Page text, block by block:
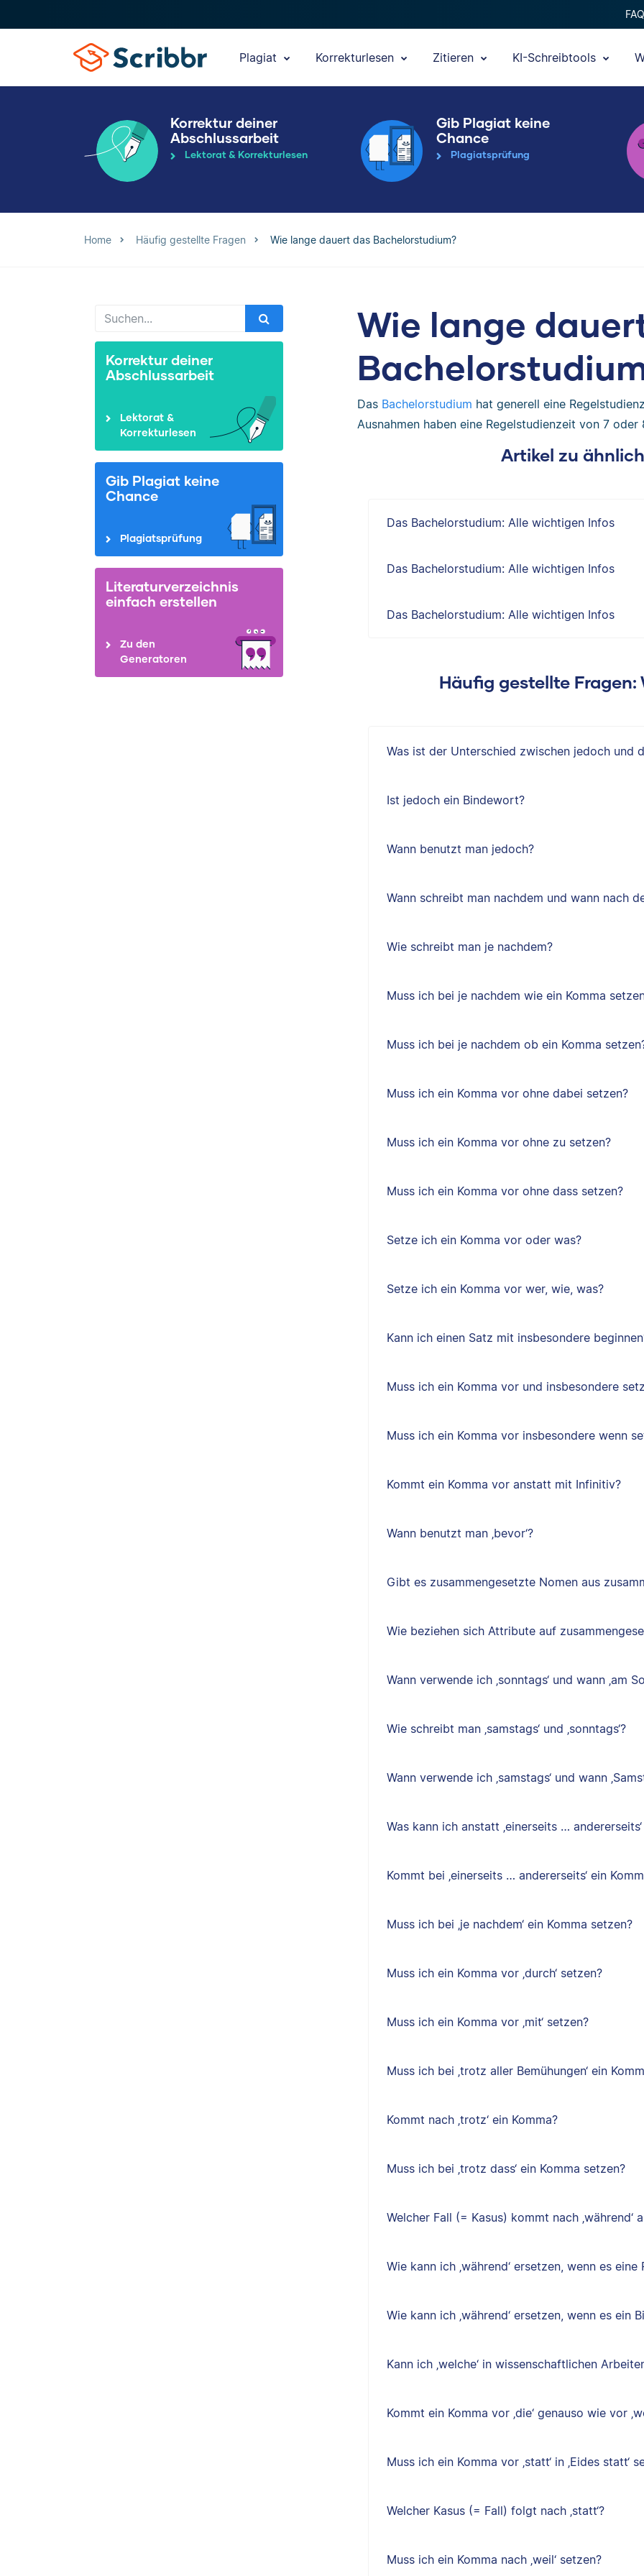
FAQ
Plagiat Korrekturlesen Zitieren KI-Schreibtools
Korrektur deiner
Abschlussarbeit
Lektorat & Korrekturlesen
Gib Plagiat keine
Chance
Plagiatsprüfung
Home Häufig gestellte Fragen Wie lange dauert das Bachelorstudium?
Korrektur deiner
Abschlussarbeit
Lektorat &
Korrekturlesen
Gib Plagiat keine
Chance
Plagiatsprüfung
Literaturverzeichnis
einfach erstellen
Zu den
Generatoren
Wie lange
Das Bachelorstudium hat generell eine
Ausnahmen haben eine Regelstudienzeit von 7 oder
Artikel zu
Das Bachelorstudium: Alle wichtigen Infos
Das Bachelorstudium: Alle wichtigen Infos
Das Bachelorstudium: Alle wichtigen Infos
Häufig gestellte
Was ist der Unterschied zwischen jedoch und
Ist jedoch ein Bindewort?
Wann benutzt man jedoch?
Wann schreibt man nachdem und wann nach
Wie schreibt man je nachdem?
Muss ich bei je nachdem wie ein Komma
Muss ich bei je nachdem ob ein Komma
Muss ich ein Komma vor ohne dabei setzen?
Muss ich ein Komma vor ohne zu setzen?
Muss ich ein Komma vor ohne dass setzen?
Setze ich ein Komma vor oder was?
Setze ich ein Komma vor wer, wie, was?
Kann ich einen Satz mit insbesondere
Muss ich ein Komma vor und insbesondere
Muss ich ein Komma vor insbesondere wenn
Kommt ein Komma vor anstatt mit Infinitiv?
Wann benutzt man ‚bevor‘?
Gibt es zusammengesetzte Nomen aus
Wie beziehen sich Attribute auf
Wann verwende ich ‚sonntags‘ und wann ‚am
Wie schreibt man ‚samstags‘ und ‚sonntags‘?
Wann verwende ich ‚samstags‘ und wann
Was kann ich anstatt ‚einerseits …
Kommt bei ‚einerseits … andererseits‘ ein
Muss ich bei ‚je nachdem‘ ein Komma setzen?
Muss ich ein Komma vor ‚durch‘ setzen?
Muss ich ein Komma vor ‚mit‘ setzen?
Muss ich bei ‚trotz aller Bemühungen‘ ein
Kommt nach ‚trotz‘ ein Komma?
Muss ich bei ‚trotz dass‘ ein Komma setzen?
Welcher Fall (= Kasus) kommt nach ‚während‘
Wie kann ich ‚während‘ ersetzen, wenn es
Wie kann ich ‚während‘ ersetzen, wenn es ein
Kann ich ‚welche‘ in wissenschaftlichen
Kommt ein Komma vor ‚die‘ genauso wie vor
Muss ich ein Komma vor ‚statt‘ in ‚Eides statt‘
Welcher Kasus (= Fall) folgt nach ‚statt‘?
Muss ich ein Komma nach ‚weil‘ setzen?